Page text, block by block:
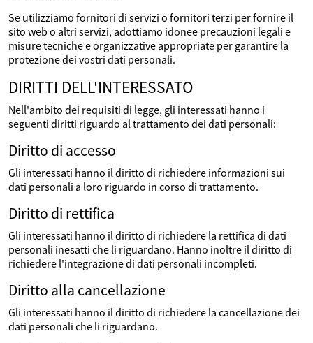
Se utilizziamo fornitori di servizi o fornitori terzi per fornire il
sito web o altri servizi, adottiamo idonee precauzioni legali e
misure tecniche e organizzative appropriate per garantire la
protezione dei vostri dati personali.
DIRITTI DELL'INTERESSATO
Nell'ambito dei requisiti di legge, gli interessati hanno i
seguenti diritti riguardo al trattamento dei dati personali:
Diritto di accesso
Gli interessati hanno il diritto di richiedere informazioni sui
dati personali a loro riguardo in corso di trattamento.
Diritto di rettifica
Gli interessati hanno il diritto di richiedere la rettifica di dati
personali inesatti che li riguardano. Hanno inoltre il diritto di
richiedere l'integrazione di dati personali incompleti.
Diritto alla cancellazione
Gli interessati hanno il diritto di richiedere la cancellazione dei
dati personali che li riguardano.